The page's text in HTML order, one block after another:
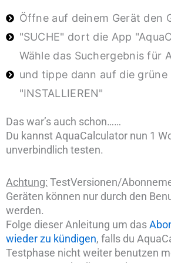
Öffne auf deinem Gerät den
"SUCHE" dort die App
Wähle das Suchergebnis für
und tippe dann auf die
"INSTALLIEREN"
Das war’s auch schon……
Du kannst AquaCalculator nun 1
unverbindlich testen.
Achtung: TestVersionen/
Geräten können nur durch den
werden.
Folge dieser Anleitung um das
wieder zu kündigen, falls du
Testphase nicht weiter benutzen